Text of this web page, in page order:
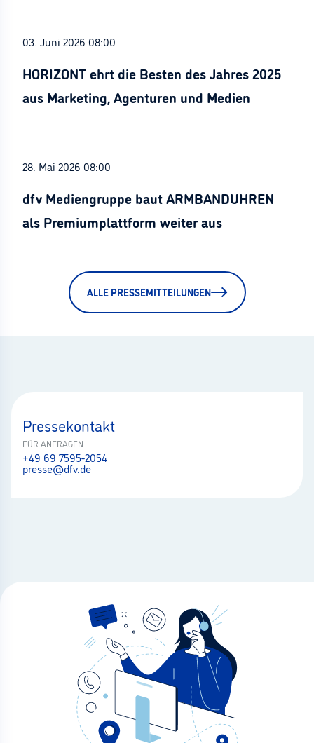
03. Juni 2026 08:00
HORIZONT ehrt die Besten des Jahres 2025
aus Marketing, Agenturen und Medien
28. Mai 2026 08:00
dfv Mediengruppe baut ARMBANDUHREN
als Premiumplattform weiter aus
ALLE PRESSEMITTEILUNGEN
Pressekontakt
FÜR ANFRAGEN
+49 69 7595-2054
presse@dfv.de